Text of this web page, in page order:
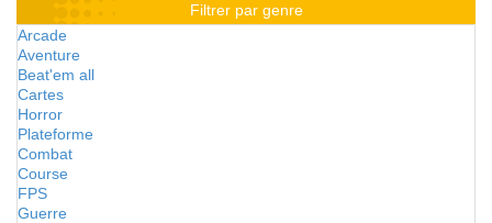
Filtrer par genre
Arcade
Aventure
Beat'em all
Cartes
Horror
Plateforme
Combat
Course
FPS
Guerre